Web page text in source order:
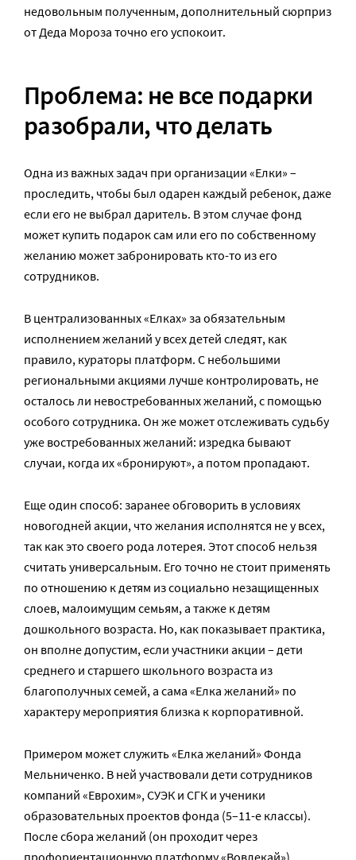
недовольным полученным, дополнительный сюрприз
от Деда Мороза точно его успокоит.
Проблема: не все подарки
разобрали, что делать
Одна из важных задач при организации «Елки» –
проследить, чтобы был одарен каждый ребенок, даже
если его не выбрал даритель. В этом случае фонд
может купить подарок сам или его по собственному
желанию может забронировать кто-то из его
сотрудников.
В централизованных «Елках» за обязательным
исполнением желаний у всех детей следят, как
правило, кураторы платформ. С небольшими
региональными акциями лучше контролировать, не
осталось ли невостребованных желаний, с помощью
особого сотрудника. Он же может отслеживать судьбу
уже востребованных желаний: изредка бывают
случаи, когда их «бронируют», а потом пропадают.
Еще один способ: заранее обговорить в условиях
новогодней акции, что желания исполнятся не у всех,
так как это своего рода лотерея. Этот способ нельзя
считать универсальным. Его точно не стоит применять
по отношению к детям из социально незащищенных
слоев, малоимущим семьям, а также к детям
дошкольного возраста. Но, как показывает практика,
он вполне допустим, если участники акции – дети
среднего и старшего школьного возраста из
благополучных семей, а сама «Елка желаний» по
характеру мероприятия близка к корпоративной.
Примером может служить «Елка желаний» Фонда
Мельниченко. В ней участвовали дети сотрудников
компаний «Еврохим», СУЭК и СГК и ученики
образовательных проектов фонда (5–11-е классы).
После сбора желаний (он проходит через
профориентационную платформу«Вовлекай»)